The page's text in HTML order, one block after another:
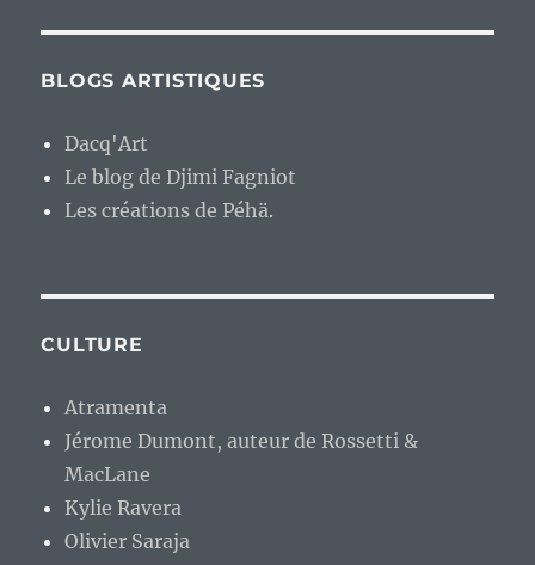
BLOGS ARTISTIQUES
Dacq'Art
Le blog de Djimi Fagniot
Les créations de Péhä.
CULTURE
Atramenta
Jérome Dumont, auteur de Rossetti &
MacLane
Kylie Ravera
Olivier Saraja